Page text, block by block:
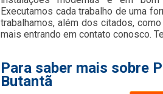
Executamos cada trabalho de uma
trabalhamos, além dos citados,
mais entrando em contato conosco.
Para saber mais sobre
Butantã